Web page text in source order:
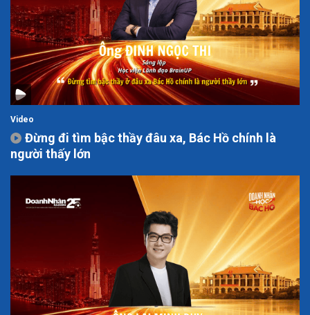
Video
Đừng đi tìm bậc thầy đâu xa, Bác Hồ chính là
người thấy lớn